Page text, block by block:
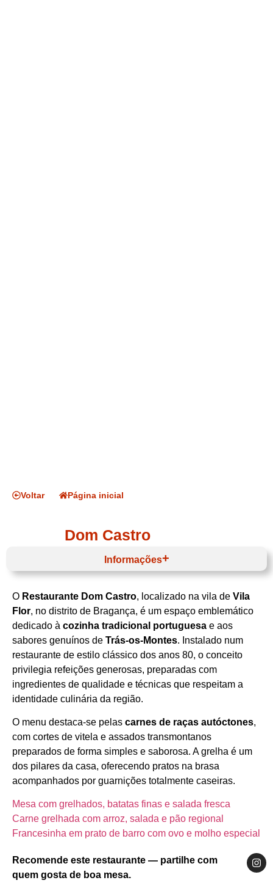
Voltar Página inicial
Dom Castro
O Restaurante Dom Castro, localizado na vila de Vila
Flor, no distrito de Bragança, é um espaço emblemático
dedicado à cozinha tradicional portuguesa e aos
sabores genuínos de Trás‑os‑Montes. Instalado num
restaurante de estilo clássico dos anos 80, o conceito
privilegia refeições generosas, preparadas com
ingredientes de qualidade e técnicas que respeitam a
identidade culinária da região.
O menu destaca‑se pelas carnes de raças autóctones,
com cortes de vitela e assados transmontanos
preparados de forma simples e saborosa. A grelha é um
dos pilares da casa, oferecendo pratos na brasa
acompanhados por guarnições totalmente caseiras.
Mesa com grelhados, batatas finas e salada fresca
Carne grelhada com arroz, salada e pão regional
Francesinha em prato de barro com ovo e molho especial
Recomende este restaurante — partilhe com
quem gosta de boa mesa.
Informações
Horário de funcionamento